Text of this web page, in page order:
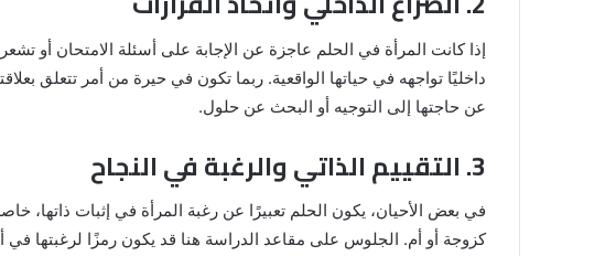
إذا كانت المرأة في الحلم عاجزة عن الإجابة على أسئلة الامتحان أو
داخليًا تواجهه في حياتها الواقعية. ربما تكون في حيرة من أمر تتعلق
عن حاجتها إلى التوجيه أو البحث عن حلول.
3. التقييم الذاتي والرغبة في النجاح
في بعض الأحيان، يكون الحلم تعبيرًا عن رغبة المرأة في إثبات ذاتها،
كزوجة أو أم. الجلوس على مقاعد الدراسة هنا قد يكون رمزًا لرغبتها في